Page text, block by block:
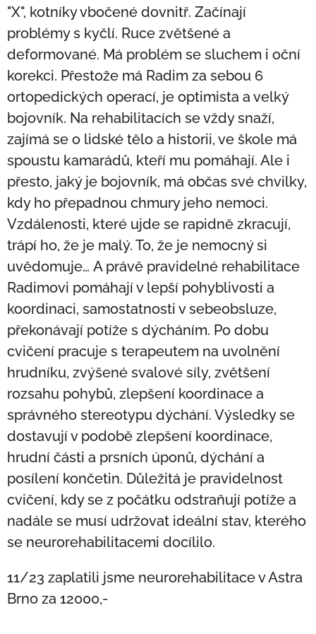
"X", kotníky vbočené dovnitř. Začínají
problémy s kyčlí. Ruce zvětšené a
deformované. Má problém se sluchem i oční
korekci. Přestože má Radim za sebou 6
ortopedických operací, je optimista a velký
bojovník. Na rehabilitacích se vždy snaží,
zajímá se o lidské tělo a historii, ve škole má
spoustu kamarádů, kteří mu pomáhají. Ale i
přesto, jaký je bojovník, má občas své chvilky,
kdy ho přepadnou chmury jeho nemoci.
Vzdálenosti, které ujde se rapidně zkracují,
trápí ho, že je malý. To, že je nemocný si
uvědomuje… A právě pravidelné rehabilitace
Radimovi pomáhají v lepší pohyblivosti a
koordinaci, samostatnosti v sebeobsluze,
překonávají potíže s dýcháním. Po dobu
cvičení pracuje s terapeutem na uvolnění
hrudníku, zvýšené svalové síly, zvětšení
rozsahu pohybů, zlepšení koordinace a
správného stereotypu dýchání. Výsledky se
dostavují v podobě zlepšení koordinace,
hrudní části a prsních úponů, dýchání a
posílení končetin. Důležitá je pravidelnost
cvičení, kdy se z počátku odstraňují potíže a
nadále se musí udržovat ideální stav, kterého
se neurorehabilitacemi docílilo.
11/23 zaplatili jsme neurorehabilitace v Astra
Brno za 12000,-